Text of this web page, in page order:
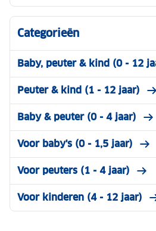
Categorieën
Baby, peuter & kind (0 - 12
Peuter & kind (1 - 12 jaar)
Baby & peuter (0 - 4 jaar)
Voor baby's (0 - 1,5 jaar)
Voor peuters (1 - 4 jaar)
Voor kinderen (4 - 12 jaar)